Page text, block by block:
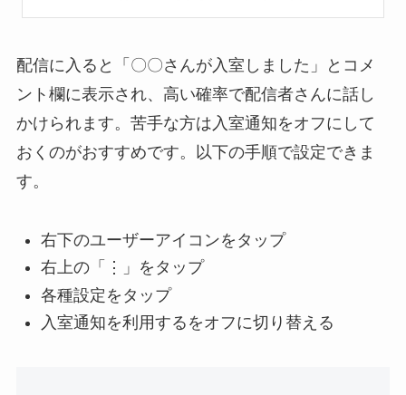
配信に入ると「〇〇さんが入室しました」とコメ
ント欄に表示され、高い確率で配信者さんに話し
かけられます。苦手な方は入室通知をオフにして
おくのがおすすめです。以下の手順で設定できま
す。
右下のユーザーアイコンをタップ
右上の「⋮」をタップ
各種設定をタップ
入室通知を利用するをオフに切り替える